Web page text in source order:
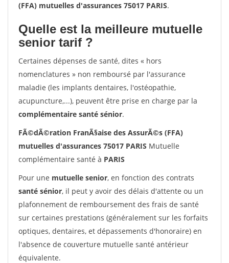
(FFA) mutuelles d'assurances 75017 PARIS.
Quelle est la meilleure mutuelle
senior tarif ?
Certaines dépenses de santé, dites « hors
nomenclatures » non remboursé par l'assurance
maladie (les implants dentaires, l'ostéopathie,
acupuncture,...), peuvent être prise en charge par la
complémentaire santé sénior.
FÃ©dÃ©ration FranÃ§aise des AssurÃ©s (FFA)
mutuelles d'assurances 75017 PARIS Mutuelle
complémentaire santé à PARIS
Pour une mutuelle senior, en fonction des contrats
santé sénior, il peut y avoir des délais d'attente ou un
plafonnement de remboursement des frais de santé
sur certaines prestations (généralement sur les forfaits
optiques, dentaires, et dépassements d'honoraire) en
l'absence de couverture mutuelle santé antérieur
équivalente.